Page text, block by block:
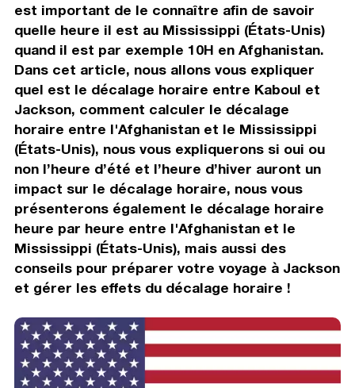
est important de le connaître afin de savoir
quelle heure il est au Mississippi (États-Unis)
quand il est par exemple 10H en Afghanistan.
Dans cet article, nous allons vous expliquer
quel est le décalage horaire entre Kaboul et
Jackson, comment calculer le décalage
horaire entre l'Afghanistan et le Mississippi
(États-Unis), nous vous expliquerons si oui ou
non l’heure d’été et l’heure d’hiver auront un
impact sur le décalage horaire, nous vous
présenterons également le décalage horaire
heure par heure entre l'Afghanistan et le
Mississippi (États-Unis), mais aussi des
conseils pour préparer votre voyage à Jackson
et gérer les effets du décalage horaire !